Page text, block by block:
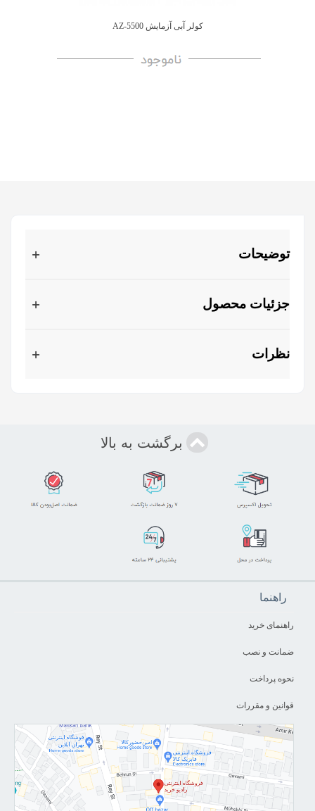
کولر آبی آزمایش AZ-5500
توضیحات
جزئیات محصول
نظرات
برگشت به بالا
راهنما
راهنمای خرید
ضمانت و نصب
نحوه پرداخت
قوانین و مقررات